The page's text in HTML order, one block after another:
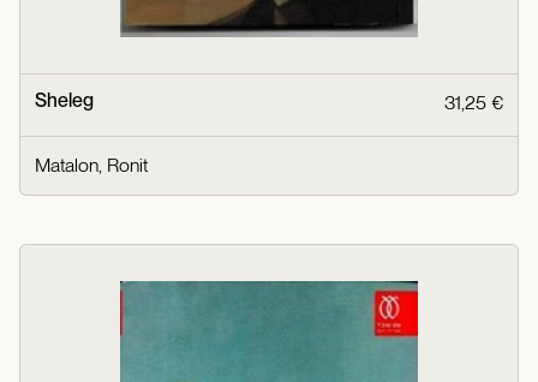
Sheleg 31,25 €
Matalon, Ronit